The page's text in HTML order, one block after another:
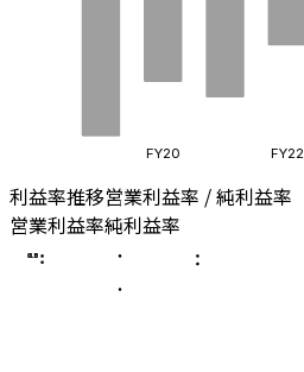
FY20 FY22
利益率推移営業利益率 / 純利益率
営業利益率純利益率
0.0
0.3
0.5
0.8
1.0